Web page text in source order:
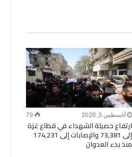
أغسطس 5, 2026 79
ارتفاع حصيلة الشهداء في قطاع غزة
إلى 73,381 والإصابات إلى 174,231
منذ بدء العدوان